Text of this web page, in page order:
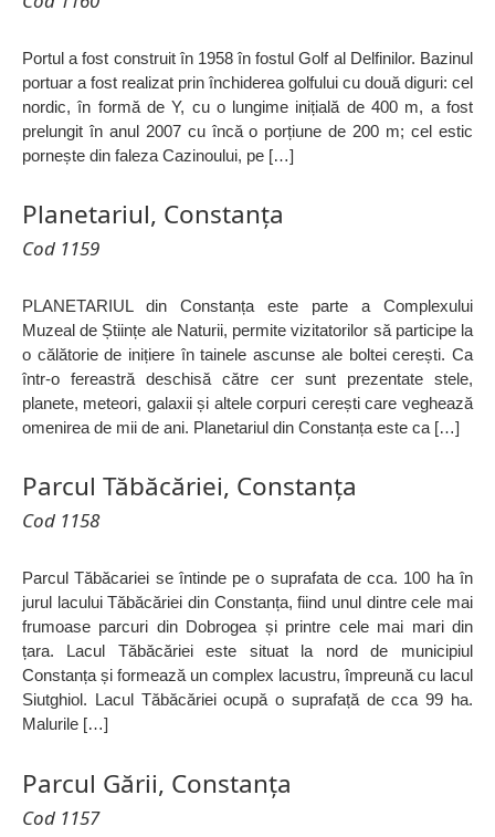
Portul a fost construit în 1958 în fostul Golf al Delfinilor. Bazinul
portuar a fost realizat prin închiderea golfului cu două diguri: cel
nordic, în formă de Y, cu o lungime inițială de 400 m, a fost
prelungit în anul 2007 cu încă o porțiune de 200 m; cel estic
pornește din faleza Cazinoului, pe […]
Planetariul, Constanța
Cod 1159
PLANETARIUL din Constanța este parte a Complexului
Muzeal de Științe ale Naturii, permite vizitatorilor să participe la
o călătorie de inițiere în tainele ascunse ale boltei cerești. Ca
într-o fereastră deschisă către cer sunt prezentate stele,
planete, meteori, galaxii și altele corpuri cerești care veghează
omenirea de mii de ani. Planetariul din Constanța este ca […]
Parcul Tăbăcăriei, Constanța
Cod 1158
Parcul Tăbăcariei se întinde pe o suprafata de cca. 100 ha în
jurul lacului Tăbăcăriei din Constanța, fiind unul dintre cele mai
frumoase parcuri din Dobrogea și printre cele mai mari din
țara. Lacul Tăbăcăriei este situat la nord de municipiul
Constanța și formează un complex lacustru, împreună cu lacul
Siutghiol. Lacul Tăbăcăriei ocupă o suprafață de cca 99 ha.
Malurile […]
Parcul Gării, Constanța
Cod 1157